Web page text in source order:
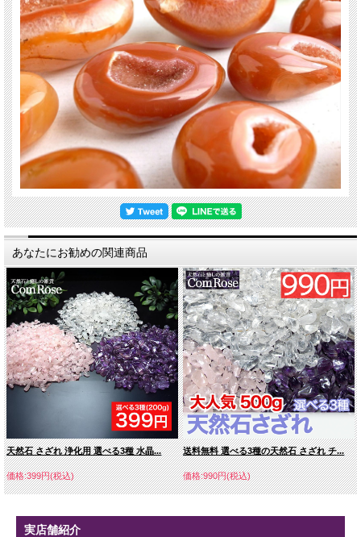
ィース 卸し 卸価格 実店舗 ハンドメイド サイズ直し コムローズ comrose
あなたにお勧めの関連商品
天然石 さざれ 浄化用 選べる3種 水晶...
価格:399円(税込)
送料無料 選べる3種の天然石 さざれ チ...
価格:990円(税込)
実店舗紹介